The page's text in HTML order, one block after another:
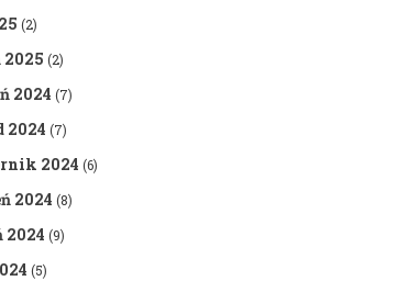
(2)
2025 (2)
2024 (7)
2024 (7)
2024 (6)
2024 (8)
2024 (9)
(5)